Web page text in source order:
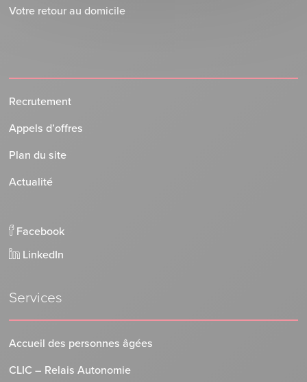
Votre retour au domicile
Recrutement
Appels d’offres
Plan du site
Actualité
Facebook
LinkedIn
Services
Accueil des personnes âgées
CLIC – Relais Autonomie